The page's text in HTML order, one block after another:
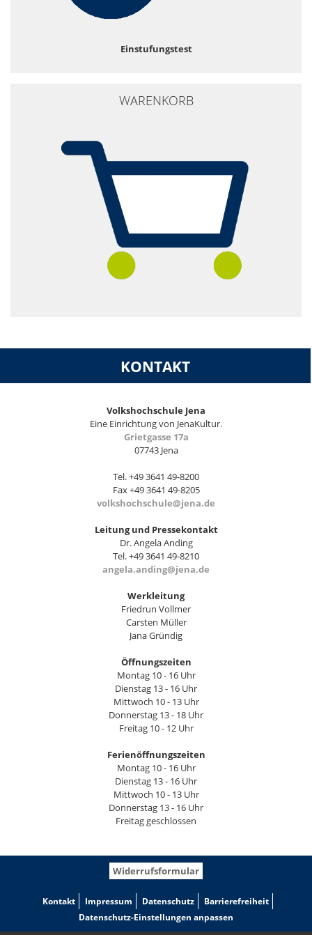
Einstufungstest
WARENKORB
KONTAKT
Volkshochschule Jena
Eine Einrichtung von JenaKultur.
Grietgasse 17a
07743 Jena
Tel. +49 3641 49-8200
Fax +49 3641 49-8205
volkshochschule@jena.de
Leitung und Pressekontakt
Dr. Angela Anding
Tel. +49 3641 49-8210
angela.anding@jena.de
Werkleitung
Friedrun Vollmer
Carsten Müller
Jana Gründig
Öffnungszeiten
Montag 10 - 16 Uhr
Dienstag 13 - 16 Uhr
Mittwoch 10 - 13 Uhr
Donnerstag 13 - 18 Uhr
Freitag 10 - 12 Uhr
Ferienöffnungszeiten
Montag 10 - 16 Uhr
Dienstag 13 - 16 Uhr
Mittwoch 10 - 13 Uhr
Donnerstag 13 - 16 Uhr
Freitag geschlossen
Widerrufsformular
Kontakt Impressum Datenschutz
Barrierefreiheit
Datenschutz-Einstellungen anpassen